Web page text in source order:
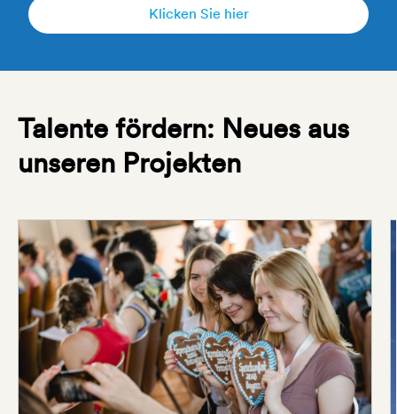
Klicken Sie hier
Talente fördern: Neues aus
unseren Projekten